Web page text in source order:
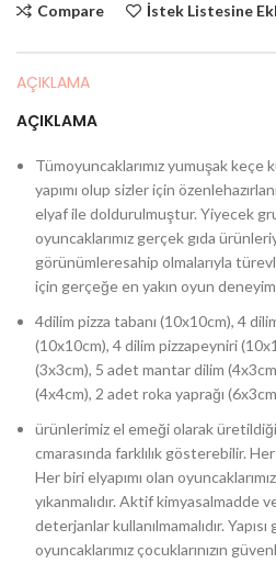
Compare İstek Listesine
AÇIKLAMA
AÇIKLAMA
Tümoyuncaklarımız yumuşak keçe
yapımı olup sizler için
elyaf ile doldurulmuştur. Yiyecek
oyuncaklarımız gerçek gıda
görünümleresahip olmalarıyla
için gerçeğe en yakın oyun
4dilim pizza tabanı (10x10cm), 4
(10x10cm), 4 dilim pizzapeyniri
(3x3cm), 5 adet mantar dilim
(4x4cm), 2 adet roka yaprağı
ürünlerimiz el emeği olarak
cmarasında farklılık gösterebilir.
Her biri elyapımı olan
yıkanmalıdır. Aktif kimyasalmadde
deterjanlar kullanılmamalıdır.
oyuncaklarımız çocuklarınızın